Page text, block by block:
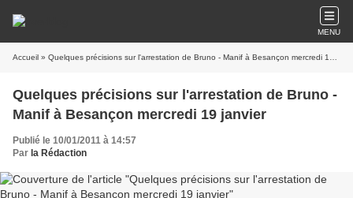
MENU
Accueil » Quelques précisions sur l'arrestation de Bruno - Manif à Besançon mercredi 19 janvier
Quelques précisions sur l'arrestation de Bruno -
Manif à Besançon mercredi 19 janvier
Publié le 10/01/2011 à 14:57
Par la Rédaction